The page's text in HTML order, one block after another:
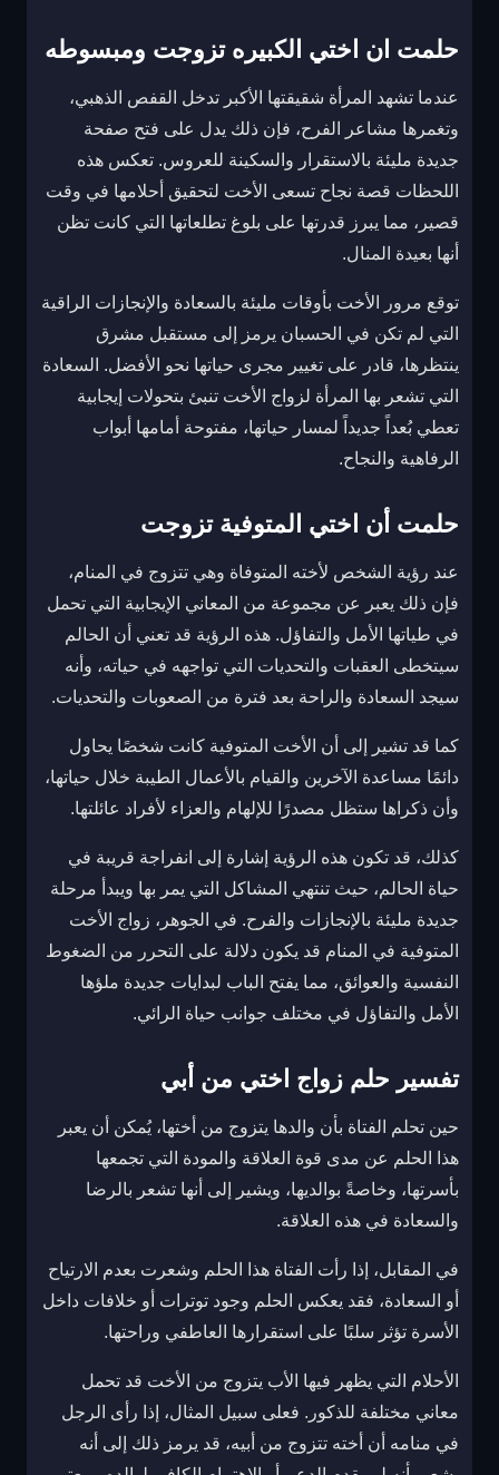
حلمت ان اختي الكبيره تزوجت ومبسوطه
عندما تشهد المرأة شقيقتها الأكبر تدخل القفص الذهبي،
وتغمرها مشاعر الفرح، فإن ذلك يدل على فتح صفحة
جديدة مليئة بالاستقرار والسكينة للعروس. تعكس هذه
اللحظات قصة نجاح تسعى الأخت لتحقيق أحلامها في وقت
قصير، مما يبرز قدرتها على بلوغ تطلعاتها التي كانت تظن
أنها بعيدة المنال.
توقع مرور الأخت بأوقات مليئة بالسعادة والإنجازات الراقية
التي لم تكن في الحسبان يرمز إلى مستقبل مشرق
ينتظرها، قادر على تغيير مجرى حياتها نحو الأفضل. السعادة
التي تشعر بها المرأة لزواج الأخت تنبئ بتحولات إيجابية
تعطي بُعداً جديداً لمسار حياتها، مفتوحة أمامها أبواب
الرفاهية والنجاح.
حلمت أن اختي المتوفية تزوجت
عند رؤية الشخص لأخته المتوفاة وهي تتزوج في المنام،
فإن ذلك يعبر عن مجموعة من المعاني الإيجابية التي تحمل
في طياتها الأمل والتفاؤل. هذه الرؤية قد تعني أن الحالم
سيتخطى العقبات والتحديات التي تواجهه في حياته، وأنه
سيجد السعادة والراحة بعد فترة من الصعوبات والتحديات.
كما قد تشير إلى أن الأخت المتوفية كانت شخصًا يحاول
دائمًا مساعدة الآخرين والقيام بالأعمال الطيبة خلال حياتها،
وأن ذكراها ستظل مصدرًا للإلهام والعزاء لأفراد عائلتها.
كذلك، قد تكون هذه الرؤية إشارة إلى انفراجة قريبة في
حياة الحالم، حيث تنتهي المشاكل التي يمر بها ويبدأ مرحلة
جديدة مليئة بالإنجازات والفرح. في الجوهر، زواج الأخت
المتوفية في المنام قد يكون دلالة على التحرر من الضغوط
النفسية والعوائق، مما يفتح الباب لبدايات جديدة ملؤها
الأمل والتفاؤل في مختلف جوانب حياة الرائي.
تفسير حلم زواج اختي من أبي
حين تحلم الفتاة بأن والدها يتزوج من أختها، يُمكن أن يعبر
هذا الحلم عن مدى قوة العلاقة والمودة التي تجمعها
بأسرتها، وخاصةً بوالديها، ويشير إلى أنها تشعر بالرضا
والسعادة في هذه العلاقة.
في المقابل، إذا رأت الفتاة هذا الحلم وشعرت بعدم الارتياح
أو السعادة، فقد يعكس الحلم وجود توترات أو خلافات داخل
الأسرة تؤثر سلبًا على استقرارها العاطفي وراحتها.
الأحلام التي يظهر فيها الأب يتزوج من الأخت قد تحمل
معاني مختلفة للذكور. فعلى سبيل المثال، إذا رأى الرجل
في منامه أن أخته تتزوج من أبيه، قد يرمز ذلك إلى أنه